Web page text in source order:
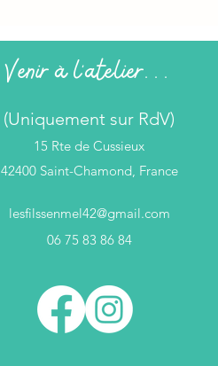
Venir à l'atelier...
(Uniquement sur RdV)
15 Rte de Cussieux
42400 Saint-Chamond, France
lesfilssenmel42@gmail.com
06 75 83 86 84